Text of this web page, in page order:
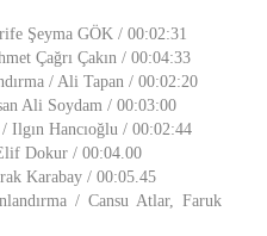
Şeyma GÖK / 00:02:31
Çağrı Çakın / 00:04:33
/ Ali Tapan / 00:02:20
Ali Soydam / 00:03:00
Ilgın Hancıoğlu / 00:02:44
Dokur / 00:04.00
Karabay / 00:05.45
/ Cansu Atlar, Faruk